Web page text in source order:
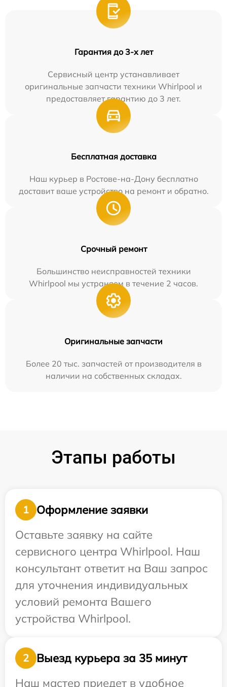
Гарантия до 3-х лет
Сервисный центр устанавливает
оригинальные запчасти техники Whirlpool и
предоставляет гарантию до 3 лет.
Бесплатная доставка
Наш курьер в Ростове-на-Дону бесплатно
доставит ваше устройство на ремонт и обратно.
Срочный ремонт
Большинство неисправностей техники
Whirlpool мы устраняем в течение 2 часов.
Оригинальные запчасти
Более 20 тыс. запчастей от производителя в
наличии на собственных складах.
Этапы работы
1
Оформление заявки
Оставьте заявку на сайте
сервисного центра Whirlpool. Наш
консультант ответит на Ваш запрос
для уточнения индивидуальных
условий ремонта Вашего
устройства Whirlpool.
2
Выезд курьера за 35 минут
Наш мастер приедет в удобное